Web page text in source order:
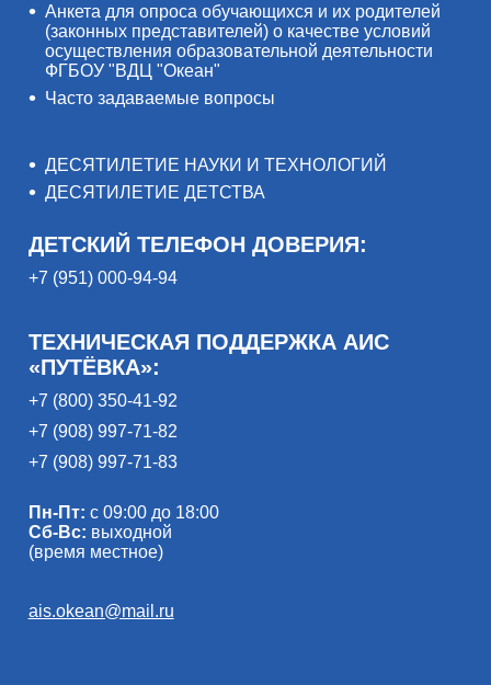
Анкета для опроса обучающихся и их родителей
(законных представителей) о качестве условий
осуществления образовательной деятельности
ФГБОУ "ВДЦ "Океан"
Часто задаваемые вопросы
ДЕСЯТИЛЕТИЕ НАУКИ И ТЕХНОЛОГИЙ
ДЕСЯТИЛЕТИЕ ДЕТСТВА
ДЕТСКИЙ ТЕЛЕФОН ДОВЕРИЯ:
+7 (951) 000-94-94
ТЕХНИЧЕСКАЯ ПОДДЕРЖКА АИС
«ПУТЁВКА»:
+7 (800) 350-41-92
+7 (908) 997-71-82
+7 (908) 997-71-83
Пн-Пт: с 09:00 до 18:00
Сб-Вс: выходной
(время местное)
ais.okean@mail.ru